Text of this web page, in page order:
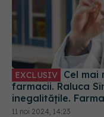
EXCLUSIV
farmacii. Raluca
inegalitățile.
convenabil pentru
11 noi 2024, 14:23